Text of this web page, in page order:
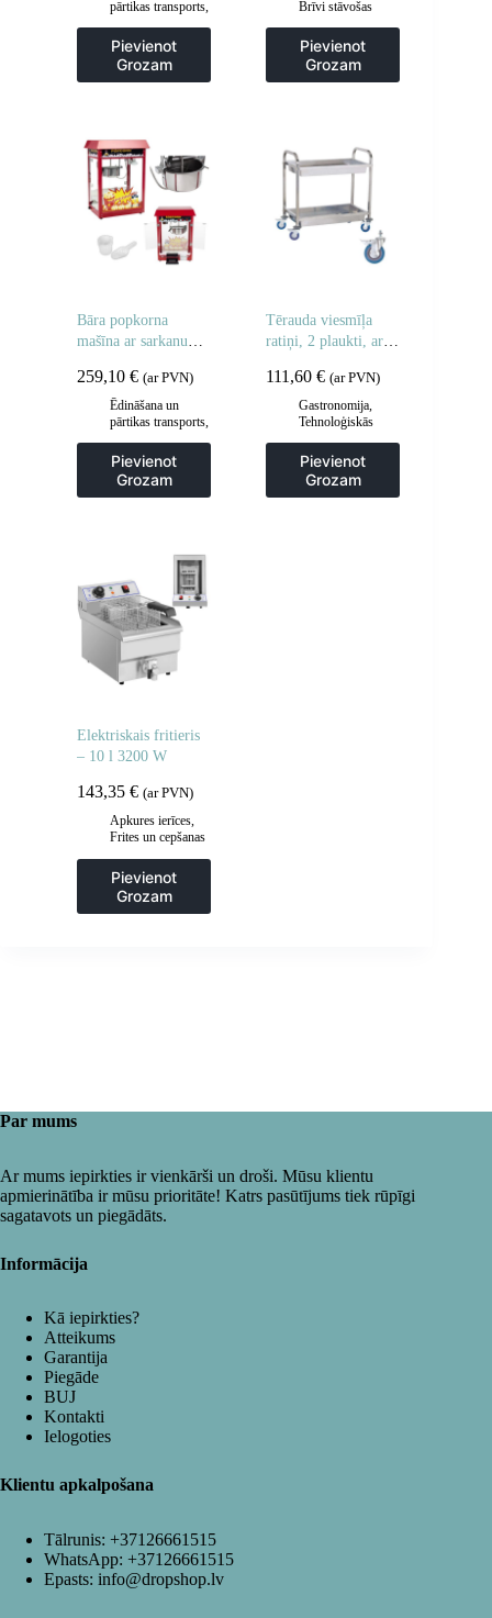
pārtikas transports
Popkorna mašīnas
Pievienot
Grozam
Brīvi stāvošas
Frites un cepšanas
iekārtas,
Gastronomija
Pievienot
Grozam
Bāra popkorna
mašīna ar sarkanu
259,10 € (ar PVN)
Ēdināšana un
pārtikas transports,
Popkorna mašīnas
Pievienot
Grozam
Tērauda viesmīļa
ratiņi, 2 plaukti, ar
111,60€ (ar PVN)
Gastronomija,
Tehnoloģiskās
un transporta ratiņi
Virtuve
Pievienot
Grozam
Elektriskais fritieris
– 10 l 3200 W
143,35 € (ar PVN)
Apkures ierīces,
Frites un cepšanas
Gastronomija
Regulējamas
cepšanas iekārtas
Pievienot
Grozam
Par mums
Ar mums iepirkties ir vienkārši un droši. Mūsu klientu
apmierinātība ir mūsu prioritāte! Katrs pasūtījums tiek rūpīgi
sagatavots un piegādāts.
Informācija
Kā iepirkties?
Atteikums
Garantija
Piegāde
BUJ
Kontakti
Ielogoties
Klientu apkalpošana
Tālrunis: +37126661515
WhatsApp: +37126661515
Epasts: info@dropshop.lv